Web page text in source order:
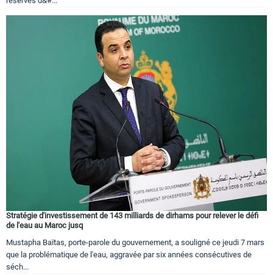
Stratégie d'investissement de 143 milliards de dirhams pour relever le défi
de l'eau au Maroc jusq
Mustapha Baïtas, porte-parole du gouvernement, a souligné ce jeudi 7 mars
que la problématique de l'eau, aggravée par six années consécutives de
séch...